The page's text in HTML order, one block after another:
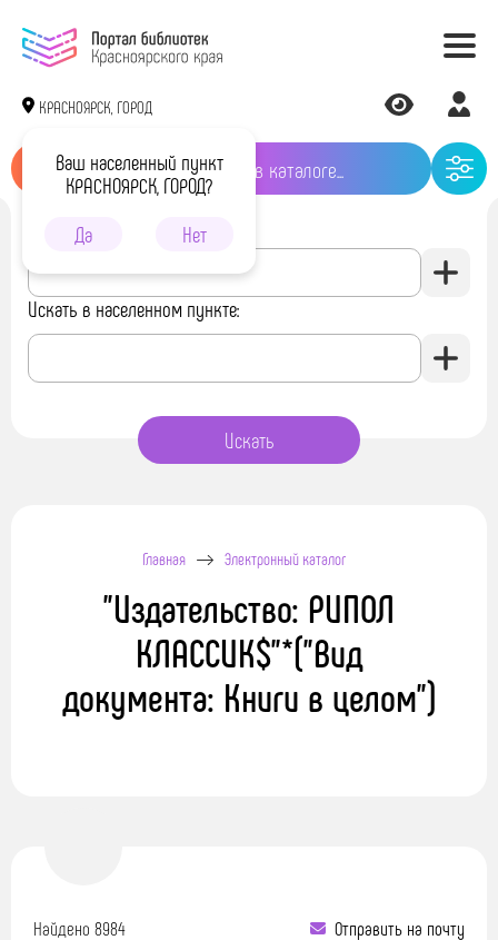
КРАСНОЯРСК, ГОРОД
Ваш населенный пункт
КРАСНОЯРСК, ГОРОД?
Да
Нет
Искать в библиотеке:
Искать в населенном пункте:
Главная Электронный каталог
"Издательство: РИПОЛ
КЛАССИК$"*("Вид
документа: Книги в целом")
Найдено 8984 Отправить на почту